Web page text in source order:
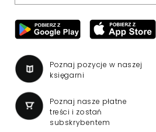
Poznaj pozycje w naszej
księgarni
Poznaj nasze płatne
treści i zostań
subskrybentem